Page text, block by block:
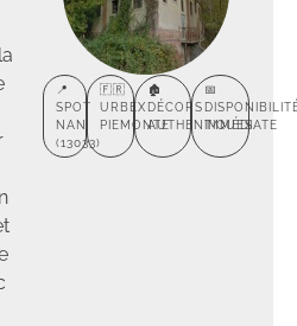
📍
SPOT
NAN
(13033)
🇫🇷
URBEX
PIEMONTE
🏚️
DÉCORS
AUTHENTIQUES
📅
IMMÉDIATE